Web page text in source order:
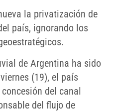
la privatización de
país, ignorando los
de Argentina ha sido
(19), el país
del canal
del flujo de